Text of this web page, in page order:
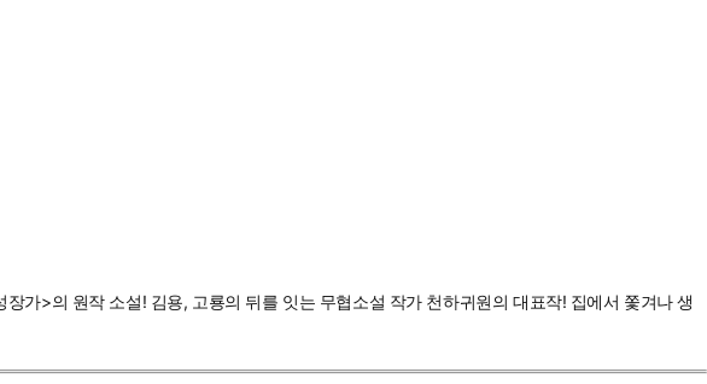
>의 원작 소설! 김용, 고룡의 뒤를 잇는 무협소설 작가 천하귀원의 대표작! 집에서 쫓겨나 생